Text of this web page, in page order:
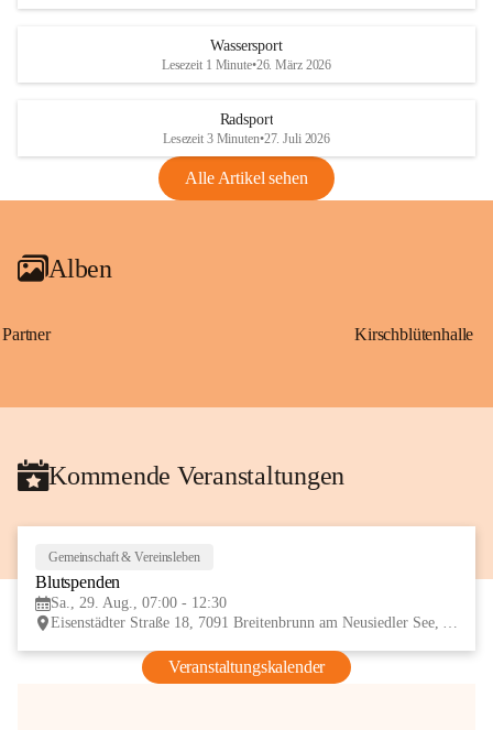
Anhang VBl. EU Nr. 18
1 Seite•1,4 MB
VBl. EU Nr. 18_2026
Wassersport
Lesezeit 1 Minute•26. März 2026
Radsport
Lesezeit 3 Minuten•27. Juli 2026
Alle Artikel sehen
Alben
Partner Kirschblütenhalle
Kommende Veranstaltungen
Gemeinschaft & Vereinsleben
Blutspenden
Sa., 29. Aug., 07:00 - 12:30
Eisenstädter Straße 18, 7091 Breitenbrunn am Neusiedler See, AUT
Veranstaltungskalender